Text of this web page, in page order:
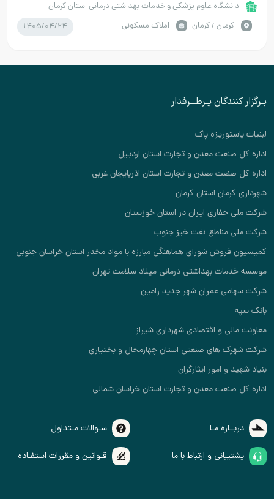
دانشگاه علوم پزشکی و خدمات بهداشتی درمانی استان کرمان
كرمان / کرمان
املاک مسکونی 1405/04/24
بـرگزار کنندگان پـرطــرفدار
لبنیات پاستوریزه پاک
اداره کل صنعت معدن و تجارت استان اردبیل
اداره کل صنعت معدن و تجارت استان اذربایجان غربی
شهرداری کرمان استان کرمان
شرکت ملی حفاری ایران در استان خوزستان
شرکت ملی مناطق نفت خیز جنوب
کمیسیون فروش شورای هماهنگی مبارزه با مواد مخدر استان خراسان جنوبی
موسسه خدمات بهداشتی درمانی میلاد سلامت تهران
شرکت سهامی عمران شهر جدید رامین
بانک سپه
معاونت مالی و اقتصادی شهرداری شیراز
شرکت شهرک های صنعتی استان چهارمحال و بختیاری
بنیاد شهید و امور ایثارگران
اداره کل صنعت معدن و تجارت استان خراسان شمالی
دربــاره مـا سـوالات مـتداول
پشتیبانی و ارتباط با ما قـوانین و مقررات استفـاده